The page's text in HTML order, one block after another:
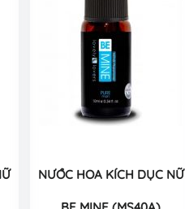
NƯỚC HOA KÍCH DỤC NỮ